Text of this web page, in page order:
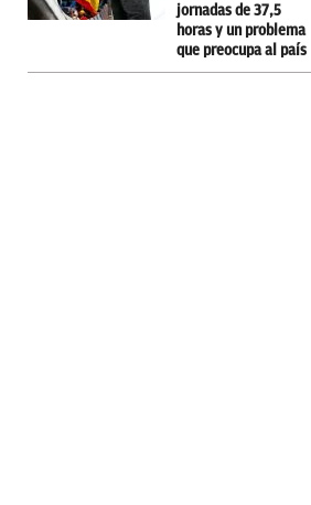
jornadas de 37,5
horas y un problema
que preocupa al país